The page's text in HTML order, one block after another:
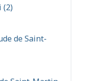
(2)
de Saint-